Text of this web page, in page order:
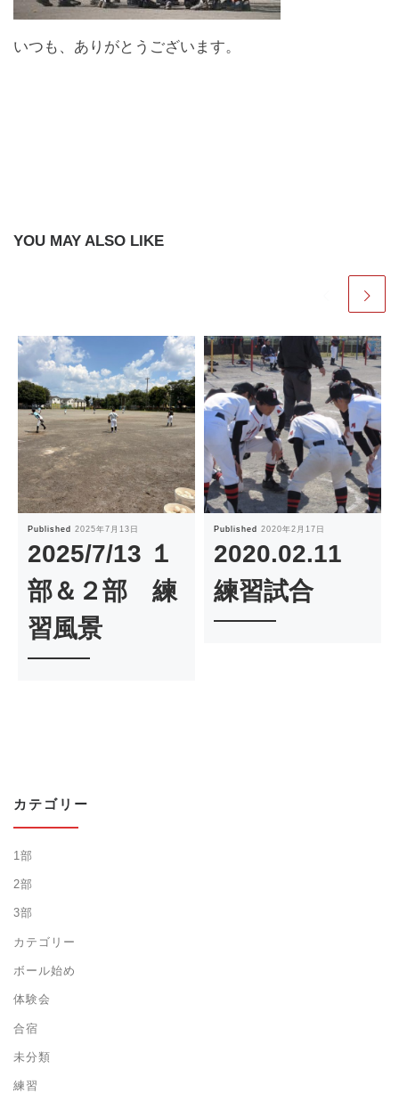
いつも、ありがとうございます。
YOU MAY ALSO LIKE
Published 2025年7月13日
2025/7/13 １
部＆２部 練
習風景
Published 2020年2月17日
2020.02.11
練習試合
カテゴリー
1部
2部
3部
カテゴリー
ボール始め
体験会
合宿
未分類
練習